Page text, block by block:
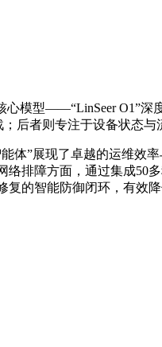
心模型——“LinSeer O1”
后者则专注于设备状态
体”展现了卓越的运维效
络排障方面，通过集成50
复的智能防御闭环，有效